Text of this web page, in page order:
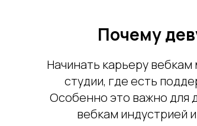
Почему
Начинать карьеру
студии, где есть
Особенно это важно для
вебкам индустрией